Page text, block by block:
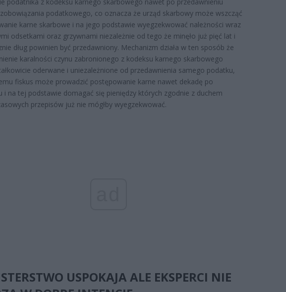
podatkowego, co oznacza że urząd skarbowy może wszcząć
karne skarbowe i na jego podstawie wyegzekwować należności wraz
odsetkami oraz grzywnami niezależnie od tego że minęło już pięć lat i
dług powinien być przedawniony. Mechanizm działa w ten sposób że
karalności czynu zabronionego z kodeksu karnego skarbowego
oderwane i uniezależnione od przedawnienia samego podatku,
fiskus może prowadzić postępowanie karne nawet dekadę po
i na tej podstawie domagać się pieniędzy których zgodnie z duchem
przepisów już nie mógłby wyegzekwować.
USPOKAJA ALE EKSPERCI NIE